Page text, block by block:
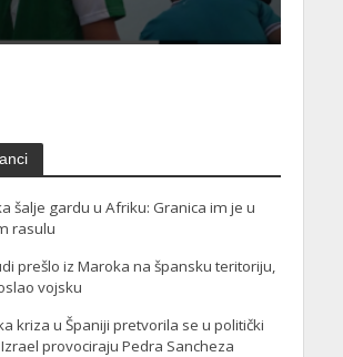
šalje gardu u Afriku: Granica im je u
rasulu
prešlo iz Maroka na špansku teritoriju,
vojsku
kriza u Španiji pretvorila se u politički
Izrael provociraju Pedra Sancheza